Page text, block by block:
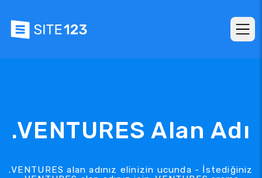
.VENTURES Alan Adı
.VENTURES alan adınız elinizin ucunda - İstediğiniz